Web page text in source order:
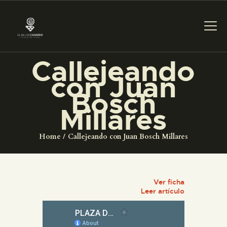
Callejeando
con Juan
Bosch
Millares
Home Callejeando con Juan Bosch Millares
PREPARAR LA VISITA
ACTIVIDADES
Ver ficha
Leer artículo